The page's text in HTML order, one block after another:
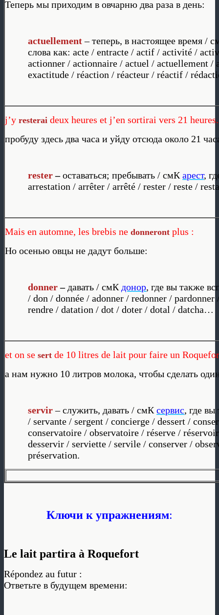
Теперь мы приходим в овчарню два раза в день:
actuellement– теперь, в настоящее время /
слова как: acte / entracte / actif / activité /
actionner / actionnaire / actuel / actuellement /
exactitude / réaction / réacteur / réactif /
j’y resterai deux heures et j’en sortirai vers 21 heures.
пробуду здесь два часа и уйду отсюда около 21
rester –оставаться; пребывать / смКарест,
arrestation / arrêter / arrêté / rester / reste /
Mais en automne, les brebis ne donneront plus :
Но осенью овцы не дадут больше:
donner – давать / смК донор, где вы также
/ don / donnée / adonner / redonner /
rendre / datation / dot / doter / dotal / datcha…
et on se sert de 10 litres de lait pour faire un
а нам нужно 10 литров молока, чтобы сделать
servir– служить, давать / смКсервис, где вы
/ servante / sergent / concierge / dessert /
conservatoire / observatoire / réserve /
desservir / serviette / servile / conserver /
préservation.
Ключи к упражнениям:
Le lait partira à Roquefort
Répondez au futur :
Ответьте в будущем времени: